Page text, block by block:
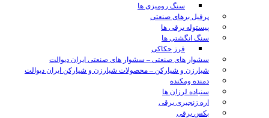
سنگ رومیزی ها
پرفیل برهای صنعتی
پیستوله برقی ها
سنگ انگشتی ها
فرز حکاکی
سشوار های صنعتی – سشوار های صنعتی ایران دیوالت
شیارزن و شیارکن – محصولات شیارزن و شیارکن ایران دیوالت
دمنده ومکنده
سنباده لرزان ها
اره زنجیری برقی
بکس برقی